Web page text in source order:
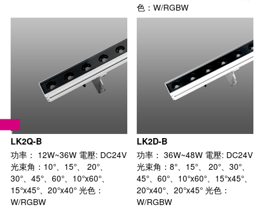
色：W/RGBW
LK2Q-B
功率： 12W~36W 電壓: DC24V
光束角：10°、15°、 20°、
30°、45°、60°、10°x60°、
15°x45°、20°x40° 光色：
W/RGBW
LK2D-B
功率： 36W~48W 電壓: DC24V
光束角：8°、15°、 20°、30°、
45°、60°、10°x60°、15°x45°、
20°x40°、20°x45° 光色：
W/RGBW